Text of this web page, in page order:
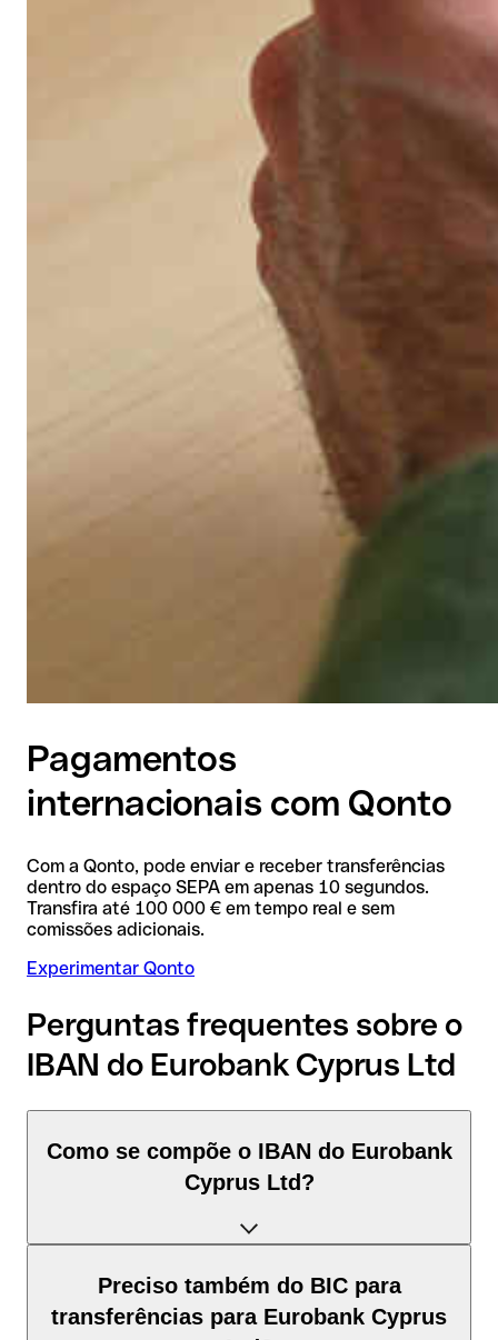
Pagamentos
internacionais com Qonto
Com a Qonto, pode enviar e receber transferências
dentro do espaço SEPA em apenas 10 segundos.
Transfira até 100 000 € em tempo real e sem
comissões adicionais.
Experimentar Qonto
Perguntas frequentes sobre o
IBAN do Eurobank Cyprus Ltd
Como se compõe o IBAN do Eurobank
Cyprus Ltd?
composto por três elementos:
Preciso também do BIC para
transferências para Eurobank Cyprus